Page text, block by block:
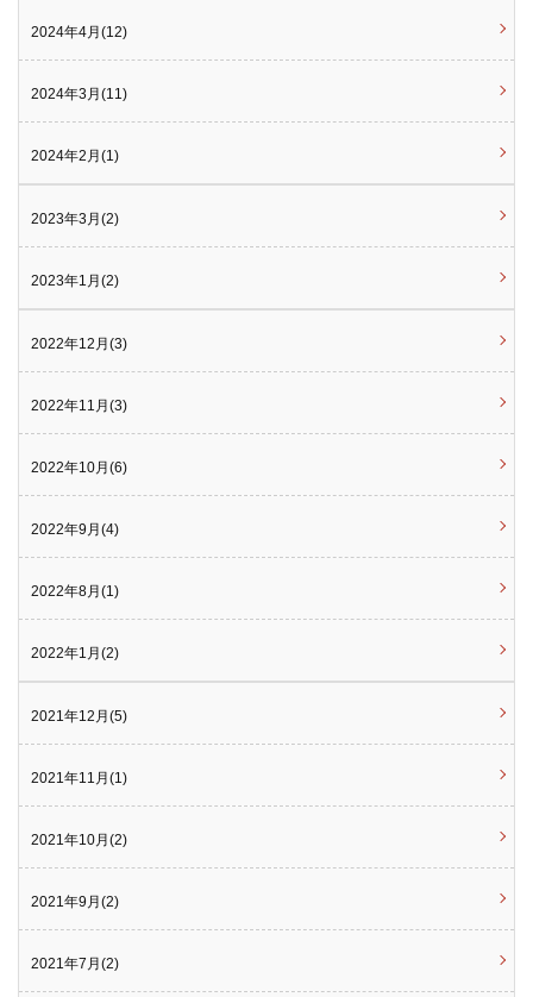
2024年4月(12)
2024年3月(11)
2024年2月(1)
2023年3月(2)
2023年1月(2)
2022年12月(3)
2022年11月(3)
2022年10月(6)
2022年9月(4)
2022年8月(1)
2022年1月(2)
2021年12月(5)
2021年11月(1)
2021年10月(2)
2021年9月(2)
2021年7月(2)